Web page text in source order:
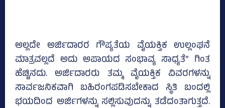
ಅಲ್ಲದೇ ಅರ್ಜಿದಾರರ ಗೌಪ್ಯತೆಯ ವೈಯಕ್ತಿಕ ಉಲ್ಲಂಘನೆ
ಮಾತ್ರವಲ್ಲದೆ ಅದು ಅಪಾಯದ ಸಂಭಾವ್ಯ ಸಾಧ್ಯತೆ” ಗಿಂತ
ಹೆಚ್ಚಿನದು. ಅರ್ಜಿದಾರರು ತಮ್ಮ ವೈಯಕ್ತಿಕ ವಿವರಗಳನ್ನು
ಸಾರ್ವಜನಿಕವಾಗಿ ಬಹಿರಂಗಪಡಿಸಬೇಕಾದ ಸ್ಥಿತಿ ಬಂದಲ್ಲಿ
ಭಯದಿಂದ ಅರ್ಜಿಗಳನ್ನು ಸಲ್ಲಿಸುವುದನ್ನು ತಡೆದಂತಾಗುತ್ತದೆ.